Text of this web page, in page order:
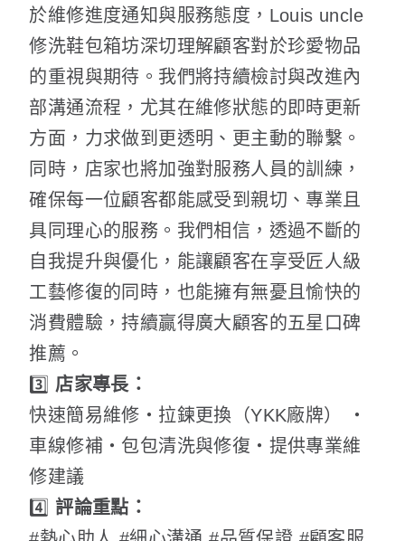
於維修進度通知與服務態度，Louis uncle
修洗鞋包箱坊深切理解顧客對於珍愛物品
的重視與期待。我們將持續檢討與改進內
部溝通流程，尤其在維修狀態的即時更新
方面，力求做到更透明、更主動的聯繫。
同時，店家也將加強對服務人員的訓練，
確保每一位顧客都能感受到親切、專業且
具同理心的服務。我們相信，透過不斷的
自我提升與優化，能讓顧客在享受匠人級
工藝修復的同時，也能擁有無憂且愉快的
消費體驗，持續贏得廣大顧客的五星口碑
推薦。
3️⃣ 店家專長：
快速簡易維修・拉鍊更換（YKK廠牌） ・
車線修補・包包清洗與修復・提供專業維
修建議
4️⃣ 評論重點：